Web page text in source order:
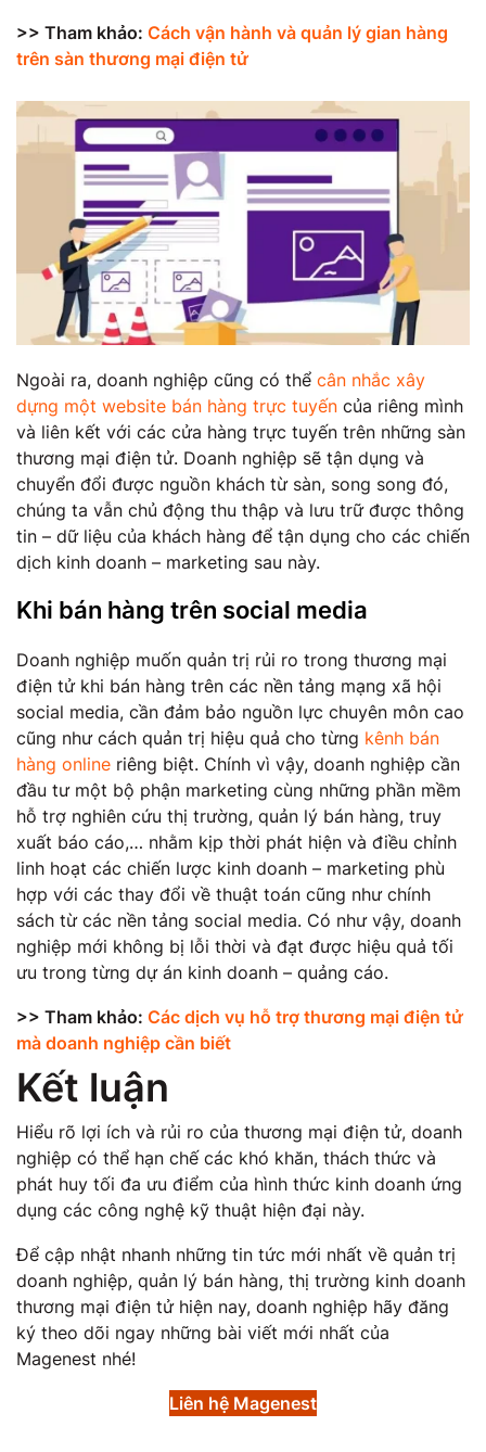
>> Tham khảo: Cách vận hành và quản lý gian hàng
trên sàn thương mại điện tử
Ngoài ra, doanh nghiệp cũng có thể cân nhắc xây
dựng một website bán hàng trực tuyến của riêng mình
và liên kết với các cửa hàng trực tuyến trên những sàn
thương mại điện tử. Doanh nghiệp sẽ tận dụng và
chuyển đổi được nguồn khách từ sàn, song song đó,
chúng ta vẫn chủ động thu thập và lưu trữ được thông
tin – dữ liệu của khách hàng để tận dụng cho các chiến
dịch kinh doanh – marketing sau này.
Khi bán hàng trên social media
Doanh nghiệp muốn quản trị rủi ro trong thương mại
điện tử khi bán hàng trên các nền tảng mạng xã hội
social media, cần đảm bảo nguồn lực chuyên môn cao
cũng như cách quản trị hiệu quả cho từng kênh bán
hàng online riêng biệt. Chính vì vậy, doanh nghiệp cần
đầu tư một bộ phận marketing cùng những phần mềm
hỗ trợ nghiên cứu thị trường, quản lý bán hàng, truy
xuất báo cáo,… nhằm kịp thời phát hiện và điều chỉnh
linh hoạt các chiến lược kinh doanh – marketing phù
hợp với các thay đổi về thuật toán cũng như chính
sách từ các nền tảng social media. Có như vậy, doanh
nghiệp mới không bị lỗi thời và đạt được hiệu quả tối
ưu trong từng dự án kinh doanh – quảng cáo.
>> Tham khảo: Các dịch vụ hỗ trợ thương mại điện tử
mà doanh nghiệp cần biết
Kết luận
Hiểu rõ lợi ích và rủi ro của thương mại điện tử, doanh
nghiệp có thể hạn chế các khó khăn, thách thức và
phát huy tối đa ưu điểm của hình thức kinh doanh ứng
dụng các công nghệ kỹ thuật hiện đại này.
Để cập nhật nhanh những tin tức mới nhất về quản trị
doanh nghiệp, quản lý bán hàng, thị trường kinh doanh
thương mại điện tử hiện nay, doanh nghiệp hãy đăng
ký theo dõi ngay những bài viết mới nhất của
Magenest nhé!
Liên hệ Magenest